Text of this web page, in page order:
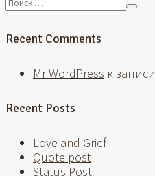
Recent Comments
Mr WordPress к записи
Recent Posts
Love and Grief
Quote post
Status Post